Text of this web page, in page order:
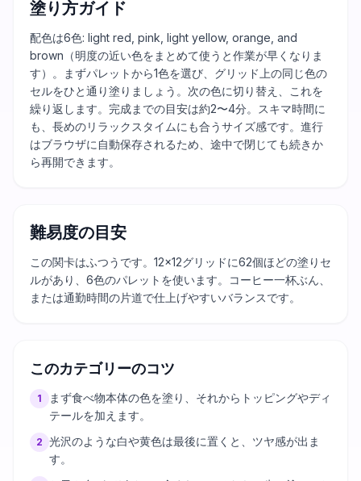
塗り方ガイド
配色は6色: light red, pink, light yellow, orange, and
brown（明度の近い色をまとめて使うと作業が早くなりま
す）。まずパレットから1色を選び、グリッド上の同じ色の
セルをひと通り塗りましょう。次の色に切り替え、これを
繰り返します。完成までの目安は約2〜4分。スキマ時間に
も、長めのリラックスタイムにも合うサイズ感です。進行
はブラウザに自動保存されるため、途中で閉じても続きか
ら再開できます。
難易度の目安
この関卡はふつうです。12×12グリッドに62個ほどの塗りセ
ルがあり、6色のパレットを使います。コーヒー一杯ぶん、
または通勤時間の片道で仕上げやすいバランスです。
このカテゴリーのコツ
1
まず食べ物本体の色を塗り、それからトッピングやディ
テールを加えます。
2 光沢のような白や黄色は最後に置くと、ツヤ感が出ま
す。